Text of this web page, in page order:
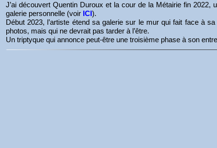
J’ai découvert Quentin Duroux et la cour de la Métairie fin
galerie personnelle (voir ICI).
Début 2023, l’artiste étend sa galerie sur le mur qui fait face à
photos, mais qui ne devrait pas tarder à l’être.
Un triptyque qui annonce peut-être une troisième phase à son